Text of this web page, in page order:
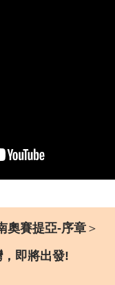
奧賽提亞-序章 ＞
即將出發!